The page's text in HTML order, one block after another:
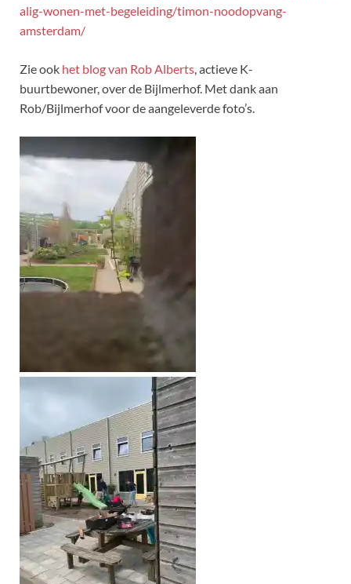
alig-wonen-met-begeleiding/timon-noodopvang-
amsterdam/
Zie ook het blog van Rob Alberts, actieve K-
buurtbewoner, over de Bijlmerhof. Met dank aan
Rob/Bijlmerhof voor de aangeleverde foto’s.